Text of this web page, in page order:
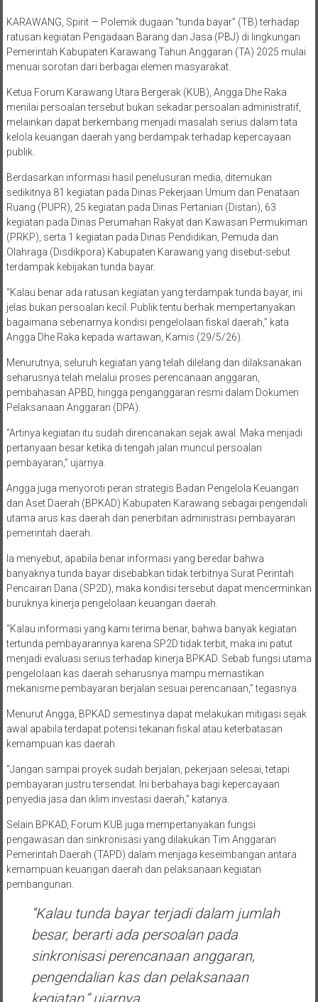
KARAWANG, Spirit — Polemik dugaan “tunda bayar” (TB) terhadap
ratusan kegiatan Pengadaan Barang dan Jasa (PBJ) di lingkungan
Pemerintah Kabupaten Karawang Tahun Anggaran (TA) 2025 mulai
menuai sorotan dari berbagai elemen masyarakat.
Ketua Forum Karawang Utara Bergerak (KUB), Angga Dhe Raka
menilai persoalan tersebut bukan sekadar persoalan administratif,
melainkan dapat berkembang menjadi masalah serius dalam tata
kelola keuangan daerah yang berdampak terhadap kepercayaan
publik.
Berdasarkan informasi hasil penelusuran media, ditemukan
sedikitnya 81 kegiatan pada Dinas Pekerjaan Umum dan Penataan
Ruang (PUPR), 25 kegiatan pada Dinas Pertanian (Distan), 63
kegiatan pada Dinas Perumahan Rakyat dan Kawasan Permukiman
(PRKP), serta 1 kegiatan pada Dinas Pendidikan, Pemuda dan
Olahraga (Disdikpora) Kabupaten Karawang yang disebut-sebut
terdampak kebijakan tunda bayar.
“Kalau benar ada ratusan kegiatan yang terdampak tunda bayar, ini
jelas bukan persoalan kecil. Publik tentu berhak mempertanyakan
bagaimana sebenarnya kondisi pengelolaan fiskal daerah,” kata
Angga Dhe Raka kepada wartawan, Kamis (29/5/26).
Menurutnya, seluruh kegiatan yang telah dilelang dan dilaksanakan
seharusnya telah melalui proses perencanaan anggaran,
pembahasan APBD, hingga penganggaran resmi dalam Dokumen
Pelaksanaan Anggaran (DPA).
“Artinya kegiatan itu sudah direncanakan sejak awal. Maka menjadi
pertanyaan besar ketika di tengah jalan muncul persoalan
pembayaran,” ujarnya.
Angga juga menyoroti peran strategis Badan Pengelola Keuangan
dan Aset Daerah (BPKAD) Kabupaten Karawang sebagai pengendali
utama arus kas daerah dan penerbitan administrasi pembayaran
pemerintah daerah.
Ia menyebut, apabila benar informasi yang beredar bahwa
banyaknya tunda bayar disebabkan tidak terbitnya Surat Perintah
Pencairan Dana (SP2D), maka kondisi tersebut dapat mencerminkan
buruknya kinerja pengelolaan keuangan daerah.
“Kalau informasi yang kami terima benar, bahwa banyak kegiatan
tertunda pembayarannya karena SP2D tidak terbit, maka ini patut
menjadi evaluasi serius terhadap kinerja BPKAD. Sebab fungsi utama
pengelolaan kas daerah seharusnya mampu memastikan
mekanisme pembayaran berjalan sesuai perencanaan,” tegasnya.
Menurut Angga, BPKAD semestinya dapat melakukan mitigasi sejak
awal apabila terdapat potensi tekanan fiskal atau keterbatasan
kemampuan kas daerah.
“Jangan sampai proyek sudah berjalan, pekerjaan selesai, tetapi
pembayaran justru tersendat. Ini berbahaya bagi kepercayaan
penyedia jasa dan iklim investasi daerah,” katanya.
Selain BPKAD, Forum KUB juga mempertanyakan fungsi
pengawasan dan sinkronisasi yang dilakukan Tim Anggaran
Pemerintah Daerah (TAPD) dalam menjaga keseimbangan antara
kemampuan keuangan daerah dan pelaksanaan kegiatan
pembangunan.
“Kalau tunda bayar terjadi dalam jumlah
besar, berarti ada persoalan pada
sinkronisasi perencanaan anggaran,
pengendalian kas dan pelaksanaan